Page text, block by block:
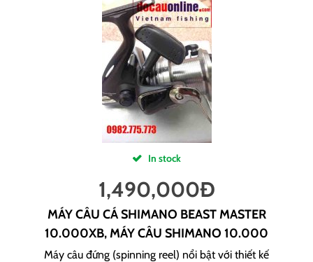
In stock
1,490,000Đ
MÁY CÂU CÁ SHIMANO BEAST MASTER
10.000XB, MÁY CÂU SHIMANO 10.000
Máy câu đứng (spinning reel) nổi bật với thiết kế